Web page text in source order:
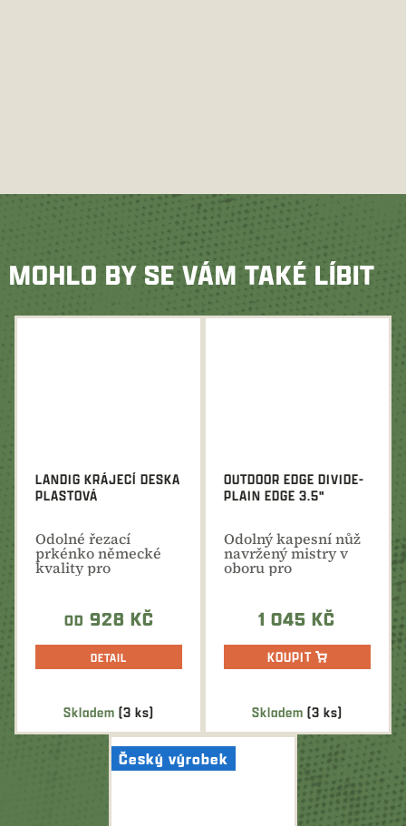
MOHLO BY SE VÁM TAKÉ LÍBIT
Skladem(3 ks)
LANDIG KRÁJECÍ DESKA
PLASTOVÁ
Odolné řezací
prkénko německé
kvality pro
hygienické
OD 928 KČ
DETAIL
Skladem (3 ks)
OUTDOOR EDGE DIVIDE-
PLAIN EDGE 3.5"
Odolný kapesní nůž
navržený mistry v
oboru pro
každodenní použití
1 045 KČ
KOUPIT
Český výrobek